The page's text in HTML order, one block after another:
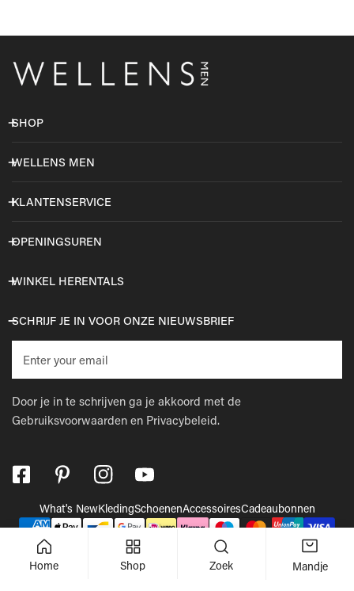
SHOP
WELLENS MEN
KLANTENSERVICE
OPENINGSUREN
WINKEL HERENTALS
SCHRIJF JE IN VOOR ONZE NIEUWSBRIEF
mail
Door je in te schrijven ga je akkoord met de
Gebruiksvoorwaarden en Privacybeleid.
© 2026, Powered by Shopify
What's NewKledingSchoenenAccessoiresCadeaubonnen
Betaalmethodes
Home Shop Zoek Mandje